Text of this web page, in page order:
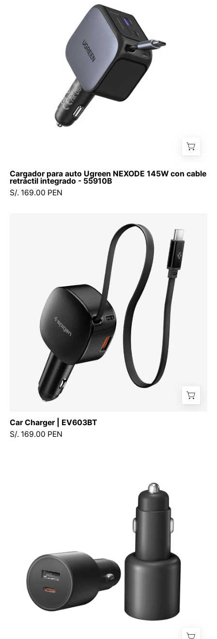
Ugreen
NEXODE
145W
con
cable
retráctil
integrado
55910B
Cargador para auto Ugreen NEXODE 145W con cable
retráctil integrado - 55910B
S/. 169.00 PEN
Charger
|
EV603BT
Car Charger | EV603BT
S/. 169.00 PEN
cargador
auto
USB-
C